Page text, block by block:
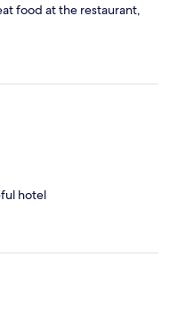
food at the restaurant,
hotel